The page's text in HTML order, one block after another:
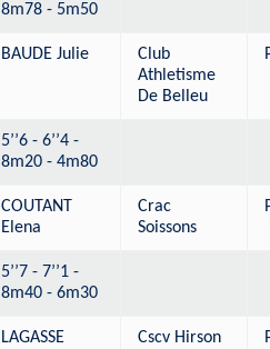
8m78 - 5m50
BAUDE Julie
Club
Athletisme
De Belleu
5’’6 - 6’’4 -
8m20 - 4m80
COUTANT
Elena
Crac
Soissons
5’’7 - 7’’1 -
8m40 - 6m30
LAGASSE Cscv Hirson